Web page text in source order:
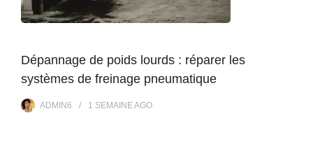
Dépannage de poids lourds : réparer les
systèmes de freinage pneumatique
ADMIN6 1 SEMAINE AGO